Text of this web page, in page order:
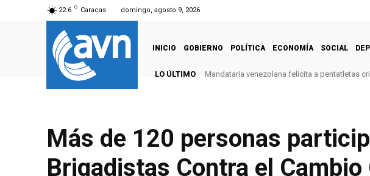
22.6 C Caracas domingo, agosto 9, 2026
INICIO GOBIERNO POLÍTICA ECONOMÍA SOCIAL
LO ÚLTIMO Mandataria venezolana felicita a pentatletas
Más de 120 personas
Brigadistas Contra el